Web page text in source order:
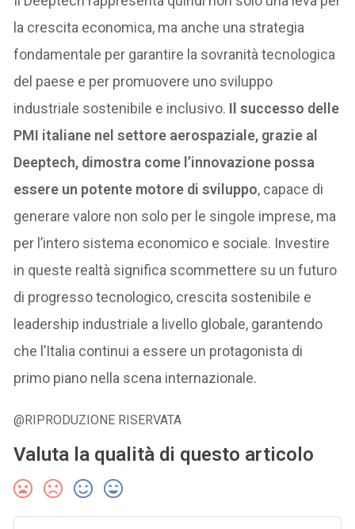
la crescita economica, ma anche una strategia
fondamentale per garantire la sovranità tecnologica
del paese e per promuovere uno sviluppo
industriale sostenibile e inclusivo. Il successo delle
PMI italiane nel settore aerospaziale, grazie al
Deeptech, dimostra come l’innovazione possa
essere un potente motore di sviluppo, capace di
generare valore non solo per le singole imprese, ma
per l’intero sistema economico e sociale. Investire
in queste realtà significa scommettere su un futuro
di progresso tecnologico, crescita sostenibile e
leadership industriale a livello globale, garantendo
che l’Italia continui a essere un protagonista di
primo piano nella scena internazionale.
@RIPRODUZIONE RISERVATA
Valuta la qualità di questo articolo